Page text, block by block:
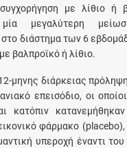
με λίθιο ή
μία μεγαλύτερη
διάστημα των 6
βαλπροϊκό ή λίθιο.
μηνης διάρκειας
επεισόδιο, οι
κατόπιν
φάρμακο
υπεροχή έναντι